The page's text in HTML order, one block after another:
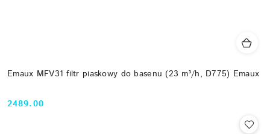
Emaux MFV31 filtr piaskowy do basenu (23 m³/h, D775) Emaux
Cena:
2489.00